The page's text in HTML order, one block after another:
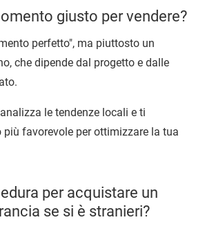
giusto per vendere?
perfetto", ma piuttosto un
che dipende dal progetto e dalle
le tendenze locali e ti
favorevole per ottimizzare la tua
per acquistare un
se si è stranieri?